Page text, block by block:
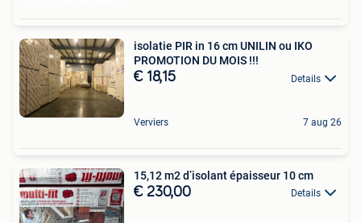
isolatie PIR in 16 cm UNILIN ou IKO
PROMOTION DU MOIS !!!
€ 18,15 Details
Verviers 7 aug 26
15,12 m2 d’isolant épaisseur 10 cm
€ 230,00 Details